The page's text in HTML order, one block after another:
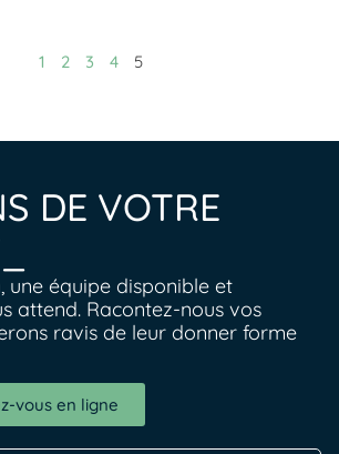
1
2 3 4 5
DE VOTRE
une équipe disponible et
attend. Racontez-nous vos
ravis de leur donner forme
vous en ligne